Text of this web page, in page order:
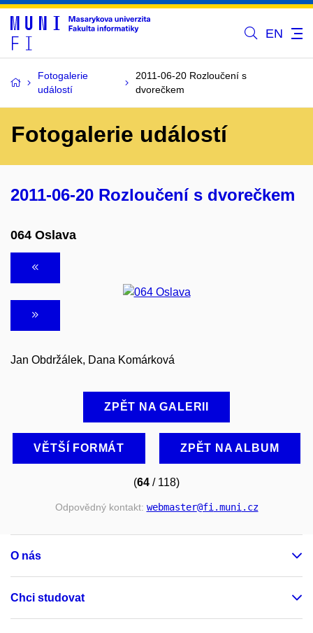
EN
Fotogalerie
událostí
2011-06-20 Rozloučení s
dvorečkem
Fotogalerie událostí
2011-06-20 Rozloučení s dvorečkem
064 Oslava
Jan Obdržálek, Dana Komárková
ZPĚT NA GALERII
VĚTŠÍ FORMÁT ZPĚT NA ALBUM
(64 / 118)
Odpovědný kontakt: webmaster@fi .muni .cz
O nás
Chci studovat